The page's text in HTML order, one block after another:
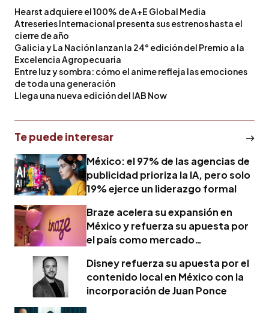
Hearst adquiere el 100% de A+E Global Media
Atreseries Internacional presenta sus estrenos hasta el
cierre de año
Galicia y La Nación lanzan la 24° edición del Premio a la
Excelencia Agropecuaria
Entre luz y sombra: cómo el anime refleja las emociones
de toda una generación
Llega una nueva edición del IAB Now
Te puede interesar
México: el 97% de las agencias de
publicidad prioriza la IA, pero solo
19% ejerce un liderazgo formal
Braze acelera su expansión en
México y refuerza su apuesta por
el país como mercado
Disney refuerza su apuesta por el
contenido local en México con la
incorporación de Juan Ponce